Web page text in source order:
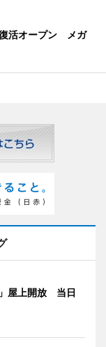
活オープン メガ
屋上開放 当日